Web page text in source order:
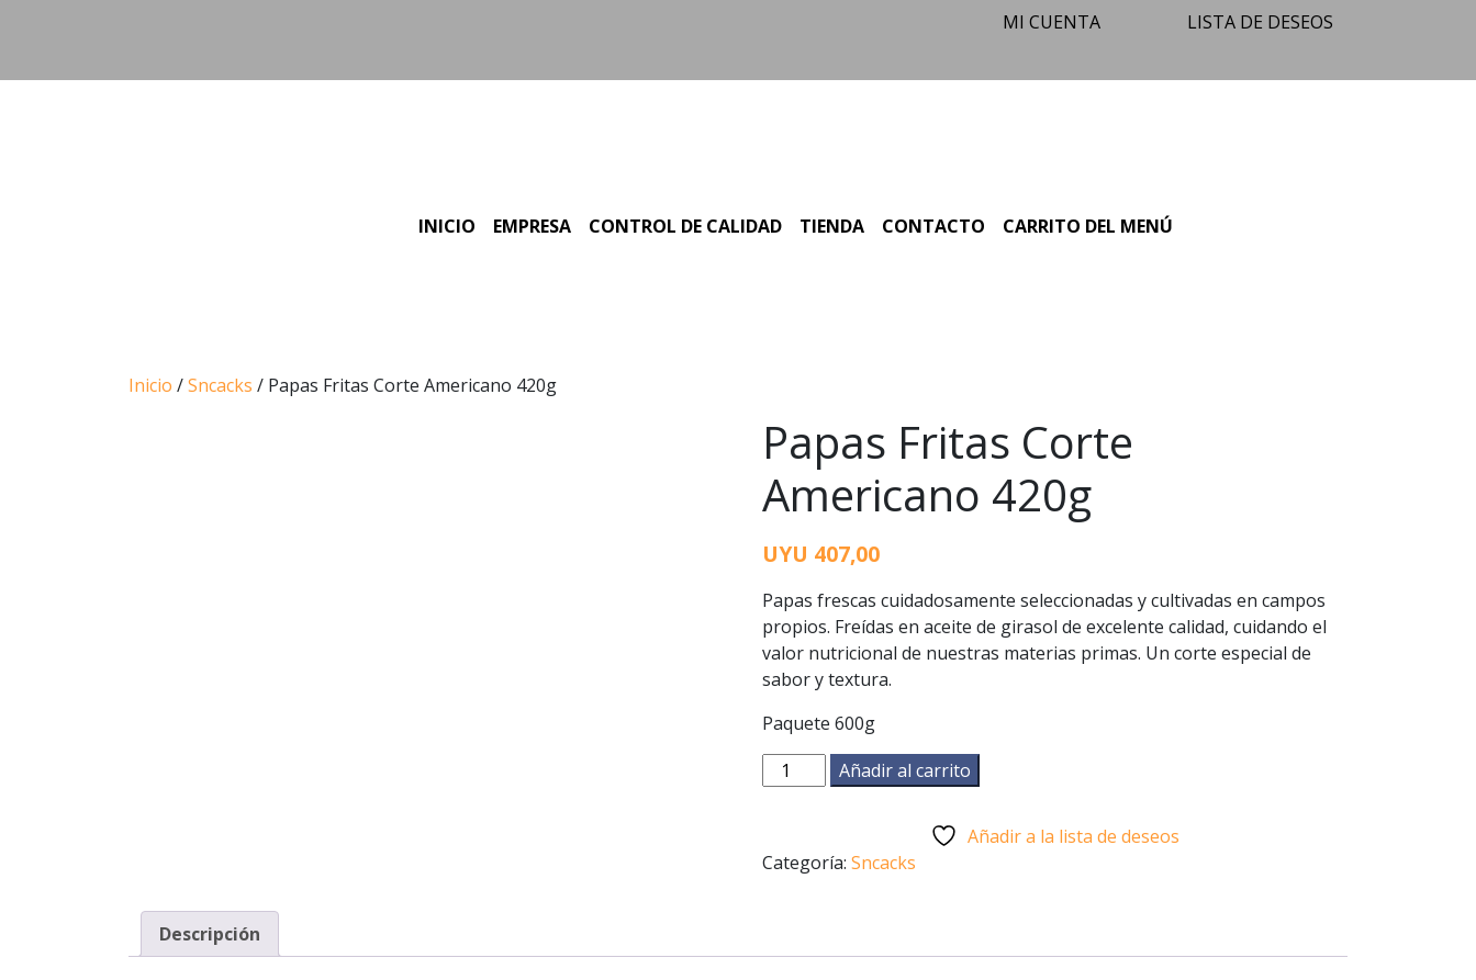
MI CUENTA LISTA DE DESEOS
INICIO EMPRESA CONTROL DE CALIDAD TIENDA CONTACTO CARRITO DEL MENÚ
Inicio /Sncacks / Papas Fritas Corte Americano 420g
Papas Fritas Corte
Americano 420g
UYU 407,00
Papas frescas cuidadosamente seleccionadas y cultivadas en campos
propios. Freídas en aceite de girasol de excelente calidad, cuidando el
valor nutricional de nuestras materias primas. Un corte especial de
sabor y textura.
Paquete 600g
Papas
Fritas
420g
Añadir al carrito
Añadir a la lista de deseos
Categoría:Sncacks
Descripción